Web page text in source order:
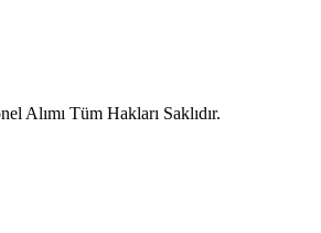
Alımı Tüm Hakları Saklıdır.